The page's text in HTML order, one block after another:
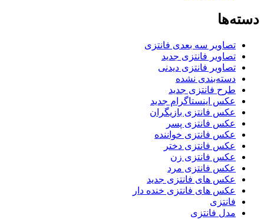
دسته‌ها
تصاویر سه بعدی فانتزی
تصاویر فانتزی جدید
تصاویر فانتزی دیدنی
دسته‌بندی نشده
طرح فانتزی جدید
عکس اینستاگرام جدید
عکس فانتزی بازیگران
عکس فانتزی پسر
عکس فانتزی خواننده
عکس فانتزی دختر
عکس فانتزی زن
عکس فانتزی مرد
عکس های فانتزی جدید
عکس های فانتزی خنده دار
فانتزی
مدل فانتزی